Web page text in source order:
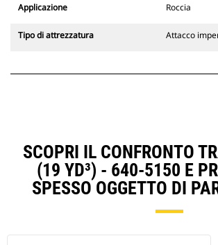
Applicazione Roccia
Tipo di attrezzatura Attacco
SCOPRI IL CONFRONTO
(19 YD³) - 640-5150 E
SPESSO OGGETTO DI